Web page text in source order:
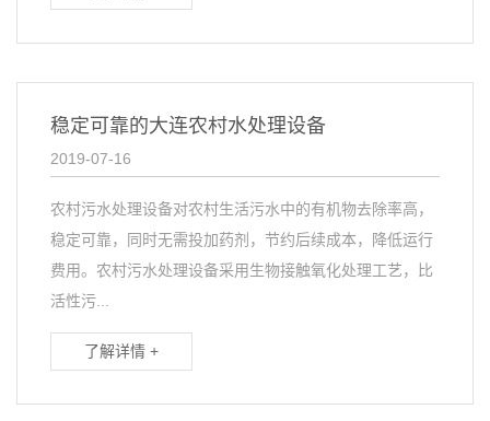
稳定可靠的大连农村水处理设备
2019-07-16
农村污水处理设备对农村生活污水中的有机物去除率高，
稳定可靠，同时无需投加药剂，节约后续成本，降低运行
费用。农村污水处理设备采用生物接触氧化处理工艺，比
活性污...
了解详情 +